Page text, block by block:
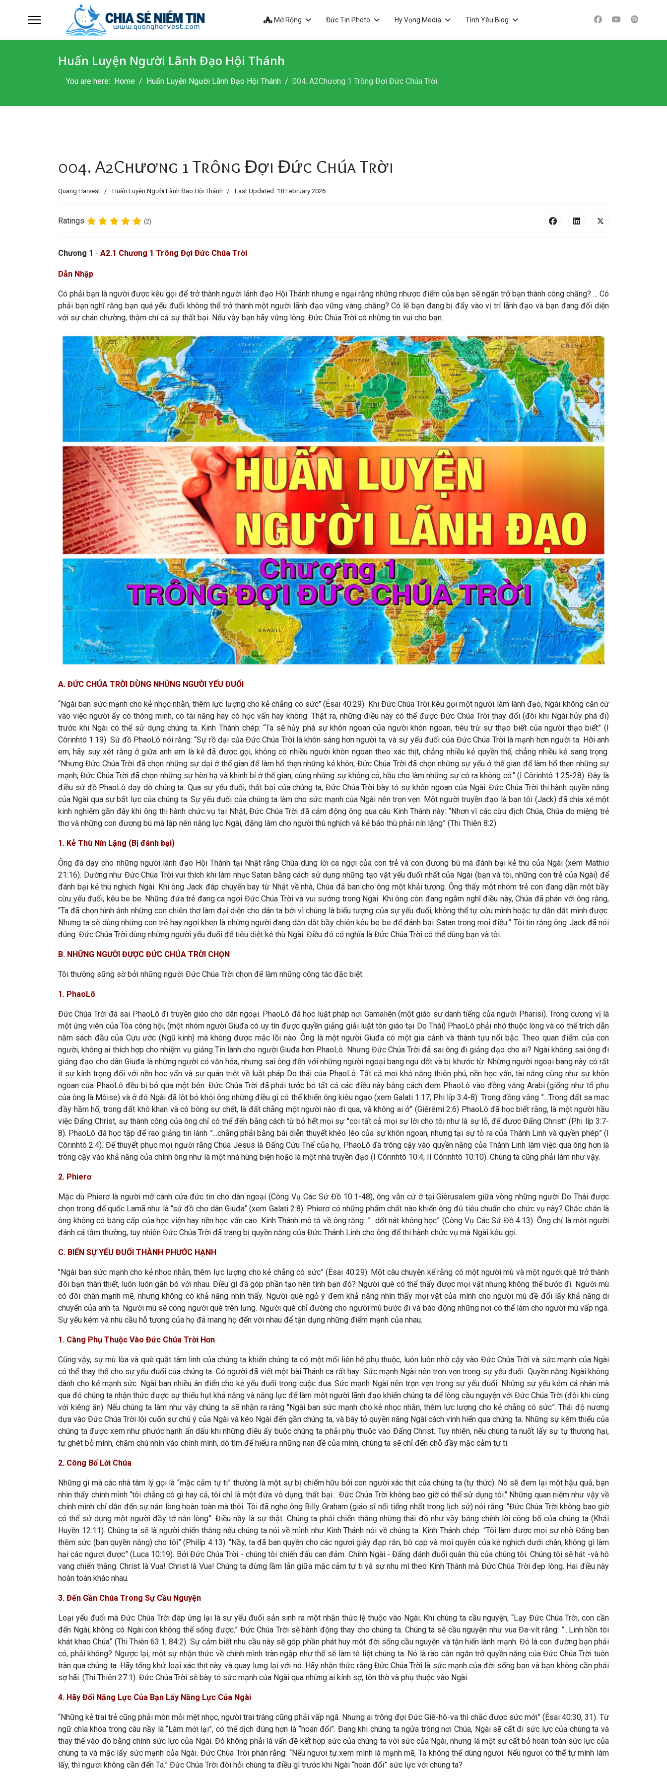
Mở Rộng Đức Tin Photo Hy Vọng Media Tình Yêu Blog
Huấn Luyện Người Lãnh Đạo Hội Thánh
You are here: Home Huấn Luyện Người Lãnh Đạo Hội Thánh 004. A2Chương 1 Trông Đợi Đức Chúa Trời
004. A2Chương 1 Trông Đợi Đức Chúa Trời
Quang Harvest Huấn Luyện Người Lãnh Đạo Hội Thánh Last Updated: 18 February 2026
Ratings (2)
Chương 1 - A2.1 Chương 1 Trông Đợi Đức Chúa Trời
Dẫn Nhập
Có phải bạn là người được kêu gọi để trở thành người lãnh đạo Hội Thánh nhưng e ngại rằng những nhược điểm của bạn sẽ ngăn trở bạn thành công chăng? ... Có
phải bạn nghĩ rằng bạn quá yếu đuối không thể trở thành một người lãnh đạo vững vàng chăng? Có lẽ bạn đang bị đẩy vào vị trí lãnh đạo và bạn đang đối diện
với sự chán chường, thậm chí cả sự thất bại. Nếu vậy bạn hãy vững lòng. Đức Chúa Trời có những tin vui cho bạn.
A. ĐỨC CHÚA TRỜI DÙNG NHỮNG NGƯỜI YẾU ĐUỐI
“Ngài ban sức mạnh cho kẻ nhọc nhằn, thêm lực lượng cho kẻ chẳng có sức" (Êsai 40:29). Khi Đức Chúa Trời kêu gọi một người làm lãnh đạo, Ngài không căn cứ
vào việc người ấy có thông minh, có tài năng hay có học vấn hay không. Thật ra, những điều này có thể được Đức Chúa Trời thay đổi (đôi khi Ngài hủy phá đi)
trước khi Ngài có thể sử dụng chúng ta. Kinh Thánh chép: “Ta sẽ hủy phá sự khôn ngoan của người khôn ngoan, tiêu trừ sự thạo biết của người thạo biết” (I
Côrinhtô 1:19). Sứ đồ PhaoLô nói rằng: “Sự rồ dại của Đức Chúa Trời là khôn sáng hơn người ta, và sự yếu đuối của Đức Chúa Trời là mạnh hơn người ta. Hỡi anh
em, hãy suy xét rằng ở giữa anh em là kẻ đã được gọi, không có nhiều người khôn ngoan theo xác thịt, chẳng nhiều kẻ quyền thế, chẳng nhiều kẻ sang trọng.
“Nhưng Đức Chúa Trời đã chọn những sự dại ở thế gian để làm hổ thẹn những kẻ khôn; Đức Chúa Trời đã chọn những sự yếu ở thế gian để làm hổ thẹn những sự
mạnh; Đức Chúa Trời đã chọn những sự hèn hạ và khinh bỉ ở thế gian, cùng những sự không có, hầu cho làm những sự có ra không có." (I Côrinhtô 1:25-28). Đây là
điều sứ đồ PhaoLô dạy dỗ chúng ta: Qua sự yếu đuối, thất bại của chúng ta, Đức Chúa Trời bày tỏ sự khôn ngoan của Ngài. Đức Chúa Trời thi hành quyền năng
của Ngài qua sự bất lực của chúng ta. Sự yếu đuối của chúng ta làm cho sức mạnh của Ngài nên trọn vẹn. Một người truyền đạo là bạn tôi (Jack) đã chia xẻ một
kinh nghiệm gần đây khi ông thi hành chức vụ tại Nhật, Đức Chúa Trời đã cảm động ông qua câu Kinh Thánh này: “Nhơn vì các cừu địch Chúa, Chúa do miệng trẻ
thơ và những con đương bú mà lập nên năng lực Ngài, đặng làm cho người thù nghịch và kẻ báo thù phải nín lặng” (Thi Thiên 8:2).
1. Kẻ Thù Nín Lặng (Bị đánh bại)
Ông đã dạy cho những người lãnh đạo Hội Thánh tại Nhật rằng Chúa dùng lời ca ngợi của con trẻ và con đương bú mà đánh bại kẻ thù của Ngài (xem Mathiơ
21:16). Dường như Đức Chúa Trời vui thích khi làm nhục Satan bằng cách sử dụng những tạo vật yếu đuối nhất của Ngài (bạn và tôi, những con trẻ của Ngài) để
đánh bại kẻ thù nghịch Ngài. Khi ông Jack đáp chuyến bay từ Nhật về nhà, Chúa đã ban cho ông một khải tượng. Ông thấy một nhóm trẻ con đang dẫn một bầy
cừu yếu đuối, kêu be be. Những đứa trẻ đang ca ngợi Đức Chúa Trời và vui sướng trong Ngài. Khi ông còn đang ngẫm nghĩ điều này, Chúa đã phán với ông rằng,
“Ta đã chọn hình ảnh những con chiên thơ làm đại diện cho dân ta bởi vì chúng là biểu tượng của sự yếu đuối, không thể tự cứu mình hoặc tự dẫn dắt mình được.
Nhưng ta sẽ dùng những con trẻ hay ngợi khen là những người đang dẫn dắt bầy chiên kêu be be để đánh bại Satan trong mọi điều.” Tôi tin rằng ông Jack đã nói
đúng. Đức Chúa Trời dùng những người yếu đuối để tiêu diệt kẻ thù Ngài. Điều đó có nghĩa là Đức Chúa Trời có thể dùng bạn và tôi.
B. NHỮNG NGƯỜI ĐƯỢC ĐỨC CHÚA TRỜI CHỌN
Tôi thường sững sờ bởi những người Đức Chúa Trời chọn để làm những công tác đặc biệt.
1. PhaoLô
Đức Chúa Trời đã sai PhaoLô đi truyền giáo cho dân ngoại. PhaoLô đã học luật pháp nơi Gamaliên (một giáo sư danh tiếng của người Pharisi). Trong cương vị là
một ứng viên của Tòa công hội, (một nhóm người Giuđa có uy tín được quyền giảng giải luật tôn giáo tại Do Thái) PhaoLô phải nhớ thuộc lòng và có thể trích dẫn
năm sách đầu của Cựu ước (Ngũ kinh) mà không được mắc lỗi nào. Ông là một người Giuđa có một gia cảnh và thành tựu nổi bậc. Theo quan điểm của con
người, không ai thích hợp cho nhiệm vụ giảng Tin lành cho người Giuđa hơn PhaoLô. Nhưng Đức Chúa Trời đã sai ông đi giảng đạo cho ai? Ngài không sai ông đi
giảng đạo cho dân Giuđa là những người có văn hóa, nhưng sai ông đến với những người ngoại bang ngu dốt và bị khước từ. Những người ngoại bang này có rất
ít sự kính trọng đối với nền học vấn và sự quán triệt về luật pháp Do thái của PhaoLô. Tất cả mọi khả năng thiên phú, nền học vấn, tài năng cũng như sự khôn
ngoan của PhaoLô đều bị bỏ qua một bên. Đức Chúa Trời đã phải tước bỏ tất cả các điều này bằng cách đem PhaoLô vào đồng vắng Arabi (giống như tổ phụ
của ông là Môise) và ở đó Ngài đã lột bỏ khỏi ông những điều gì có thể khiến ông kiêu ngạo (xem Galati 1:17; Phi líp 3:4-8). Trong đồng vắng ”...Trong đất sa mạc
đầy hầm hố, trong đất khô khan và có bóng sự chết, là đất chẳng một người nào đi qua, và không ai ở” (Giêrêmi 2:6) PhaoLô đã học biết rằng, là một người hầu
việc Đấng Christ, sự thành công của ông chỉ có thể đến bằng cách từ bỏ hết mọi sự "coi tất cả mọi sự lời cho tôi như là sự lỗ, để được Đấng Christ” (Phi líp 3:7-
8). PhaoLô đã học tập để rao giảng tin lành ”...chẳng phải bằng bài diễn thuyết khéo léo của sự khôn ngoan, nhưng tại sự tỏ ra của Thánh Linh và quyền phép” (I
Côrinhtô 2:4). Để thuyết phục mọi người rằng Chúa Jesus là Đấng Cứu Thế của họ, PhaoLô đã trông cậy vào quyền năng của Thánh Linh làm việc qua ông hơn là
trông cậy vào khả năng của chính ông như là một nhà hùng biện hoặc là một nhà truyền đạo (I Côrinhtô 10:4; II Côrinhtô 10:10). Chúng ta cũng phải làm như vậy.
2. Phierơ
Mặc dù Phierơ là người mở cánh cửa đức tin cho dân ngoại (Công Vụ Các Sứ Đồ 10:1-48), ông vẫn cứ ở tại Giêrusalem giữa vòng những người Do Thái được
chọn trong đế quốc Lamã như là "sứ đồ cho dân Giuđa” (xem Galati 2:8). Phierơ có những phẩm chất nào khiến ông đủ tiêu chuẩn cho chức vụ này? Chắc chắn là
ông không có bằng cấp của học viện hay nền học vấn cao. Kinh Thánh mô tả về ông rằng: ”...dốt nát không học” (Công Vụ Các Sứ Đồ 4:13). Ông chỉ là một người
đánh cá tầm thường, tuy nhiên Đức Chúa Trời đã trang bị quyền năng của Đức Thánh Linh cho ông để thi hành chức vụ mà Ngài kêu gọi.
C. BIẾN SỰ YẾU ĐUỐI THÀNH PHƯỚC HẠNH
"Ngài ban sức mạnh cho kẻ nhọc nhằn, thêm lực lượng cho kẻ chẳng có sức” (Êsai 40:29). Một câu chuyện kể rằng có một người mù và một người què trở thành
đôi bạn thân thiết, luôn luôn gắn bó với nhau. Điều gì đã góp phần tạo nên tình bạn đó? Người què có thể thấy được mọi vật nhưng không thể bước đi. Người mù
có đôi chân mạnh mẽ, nhưng không có khả năng nhìn thấy. Người què ngỏ ý đem khả năng nhìn thấy mọi vật của mình cho người mù đề đổi lấy khả năng di
chuyển của anh ta. Người mù sẽ cõng người què trên lưng. Người què chỉ đường cho người mù bước đi và báo động những nơi có thể làm cho người mù vấp ngã.
Sự yếu kém và nhu cầu hỗ tương của họ đã mang họ đến với nhau để tận dụng những điểm mạnh của nhau.
1. Càng Phụ Thuộc Vào Đức Chúa Trời Hơn
Cũng vậy, sự mù lòa và què quặt tâm linh của chúng ta khiến chúng ta có một mối liên hệ phụ thuộc, luôn luôn nhờ cậy vào Đức Chúa Trời và sức mạnh của Ngài
có thể thay thế cho sự yếu đuối của chúng ta. Có người đã viết một bài Thánh ca rất hay: Sức mạnh Ngài nên trọn vẹn trong sự yếu đuối. Quyền năng Ngài không
dành cho kẻ mạnh sức. Ngài ban nhiều ân điển cho kẻ yếu đuối trong cuộc đua. Sức mạnh Ngài nên trọn vẹn trong sự yếu đuối. Những sự yếu kém cá nhân mà
qua đó chúng ta nhận thức được sự thiếu hụt khả năng và năng lực để làm một người lãnh đạo khiến chúng ta để lòng cầu nguyện với Đức Chúa Trời (đôi khi cùng
với kiêng ăn). Nếu chúng ta làm như vậy chúng ta sẽ nhận ra rằng "Ngài ban sức mạnh cho kẻ nhọc nhằn, thêm lực lượng cho kẻ chẳng có sức”. Thái độ nương
dựa vào Đức Chúa Trời lôi cuốn sự chú ý của Ngài và kéo Ngài đến gần chúng ta, và bày tỏ quyền năng Ngài cách vinh hiển qua chúng ta. Những sự kém thiếu của
chúng ta được xem như phước hạnh ẩn dấu khi những điều ấy buộc chúng ta phải phụ thuộc vào Đấng Christ. Tuy nhiên, nếu chúng ta nuốt lấy sự tự thương hại,
tự ghét bỏ mình, chăm chú nhìn vào chính mình, dò tìm để hiểu ra những nan đề của mình, chúng ta sẽ chỉ đến chỗ đầy mặc cảm tự ti.
2. Công Bố Lời Chúa
Những gì mà các nhà tâm lý gọi là “mặc cảm tự ti” thường là một sự bị chiếm hữu bởi con người xác thịt của chúng ta (tự thức). Nó sẽ đem lại một hậu quả, bạn
nhìn thấy chính mình “tôi chẳng có gì hay cả, tôi chỉ là một đứa vô dụng, thất bại... Đức Chúa Trời không bao giờ có thể sử dụng tôi." Những quan niệm như vậy về
chính mình chỉ dẫn đến sự nản lòng hoàn toàn mà thôi. Tôi đã nghe ông Billy Graham (giáo sĩ nổi tiếng nhất trong lịch sử) nói rằng: "Đức Chúa Trời không bao giờ
có thể sử dụng một người đầy tớ nản lòng”. Điều nầy là sự thật. Chúng ta phải chiến thắng những thái độ như vậy bằng chính lời công bố của chúng ta (Khải
Huyền 12:11). Chúng ta sẽ là người chiến thắng nếu chúng ta nói về mình như Kinh Thánh nói về chúng ta. Kinh Thánh chép: “Tôi làm được mọi sự nhờ Đấng ban
thêm sức (ban quyền năng) cho tôi” (Philíp 4:13). “Nầy, ta đã ban quyền cho các ngươi giày đạp rắn, bò cạp và mọi quyền của kẻ nghịch dưới chân, không gì làm
hại các ngươi được” (Luca 10:19). Bởi Đức Chúa Trời - chúng tôi chiến đấu can đảm. Chính Ngài - Đấng đánh đuổi quân thù của chúng tôi. Chúng tôi sẽ hát -và hô
vang chiến thắng. Christ là Vua! Christ là Vua! Chúng ta đừng lầm lẫn giữa mặc cảm tự ti và sự nhu mì theo Kinh Thánh mà Đức Chúa Trời đẹp lòng. Hai điều này
hoàn toàn khác nhau.
3. Đến Gần Chúa Trong Sự Cầu Nguyện
Loại yếu đuối mà Đức Chúa Trời đáp ứng lại là sự yếu đuối sản sinh ra một nhận thức lệ thuộc vào Ngài. Khi chúng ta cầu nguyện, “Lạy Đức Chúa Trời, con cần
đến Ngài, không có Ngài con không thể sống được.” Đức Chúa Trời sẽ hành động thay cho chúng ta. Chúng ta sẽ cầu nguyện như vua Đa-vít rằng: ”...Linh hồn tôi
khát khao Chúa” (Thi Thiên 63:1; 84:2). Sự cảm biết nhu cầu này sẽ góp phần phát huy một đời sống cầu nguyện và tận hiến lành mạnh. Đó là con đường bạn phải
có, phải không? Ngược lại, một sự nhận thức về chính mình tràn ngập như thế sẽ làm tê liệt chúng ta. Nó là rào cản ngăn trở quyền năng của Đức Chúa Trời tuôn
tràn qua chúng ta. Hãy tống khứ loại xác thịt này và quay lưng lại với nó. Hãy nhận thức rằng Đức Chúa Trời là sức mạnh của đời sống bạn và bạn không cần phải
sợ hãi. (Thi Thiên 27:1). Đức Chúa Trời sẽ bày tỏ sức mạnh của Ngài qua những ai kính sợ, tôn thờ và phụ thuộc vào Ngài.
4. Hãy Đổi Năng Lực Của Bạn Lấy Năng Lực Của Ngài
“Những kẻ trai trẻ cũng phải mòn mỏi mệt nhọc, người trai tráng cũng phải vấp ngã. Nhưng ai trông đợi Đức Giê-hô-va thì chắc được sức mới” (Êsai 40:30, 31). Từ
ngữ chìa khóa trong câu nầy là “Làm mới lại”, có thể dịch đúng hơn là “hoán đổi”. Đang khi chúng ta ngửa trông nơi Chúa, Ngài sẽ cất đi sức lực của chúng ta và
thay thế vào đó bằng chính sức lực của Ngài. Đó không phải là vấn đề kết hợp sức của chúng ta với sức của Ngài, nhưng là một sự cất bỏ hoàn toàn sức lực của
chúng ta và mặc lấy sức mạnh của Ngài. Đức Chúa Trời phán rằng: “Nếu ngươi tự xem mình là mạnh mẽ, Ta không thể dùng ngươi. Nếu ngươi có thể tự mình làm
lấy, thì ngươi không cần đến Ta.” Đức Chúa Trời đòi hỏi chúng ta điều gì trước khi Ngài “hoán đổi” sức lực với chúng ta?